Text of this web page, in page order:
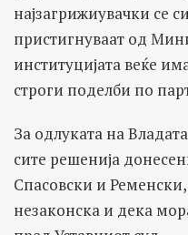
најзагрижиувачки се
пристигнуваат од
институцијата веќе
строги поделби по
За одлуката на
сите решенија
Спасовски и
незаконска и дека